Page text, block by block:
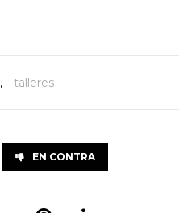
, talleres
EN CONTRA